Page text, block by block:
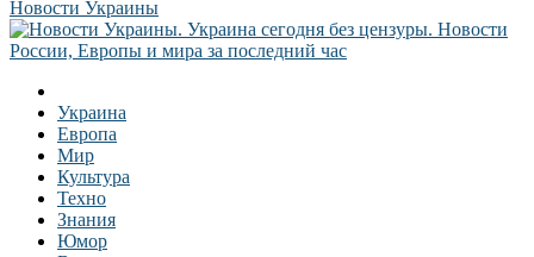
Новости Украины
Украина
Европа
Мир
Культура
Техно
Знания
Юмор